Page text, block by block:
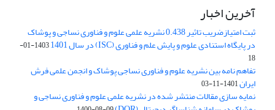
آخرین اخبار
ثبت امتیازضریب تاثیر 0.438 نشریه علمی علوم و فناوری نساجی و پوشاک
در پایگاه استنادی علوم و پایش علم و فناوری (ISC) در سال 1401
1403-01-
18
تفاهم نامه بین نشریه علوم و فناوری نساجی پوشاک و انجمن علمی فرش
ایران1401-11-03
نمایه سازی مقالات منتشر شده در نشریه علمی علوم و فناوری نساجی و